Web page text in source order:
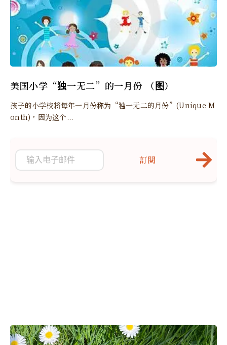
美国小学“独一无二”的一月份 （图）
孩子的小学校将每年一月份称为“独一无二的月份”(Unique M
onth)，因为这个...
訂閱